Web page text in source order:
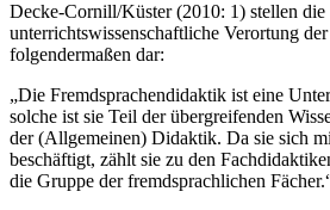
Decke-Cornill/Küster (2010: 1) stellen die
unterrichtswissenschaftliche Verortung
folgendermaßen dar:
„Die Fremdsprachendidaktik ist eine
solche ist sie Teil der übergreifenden
der (Allgemeinen) Didaktik. Da sie sich
beschäftigt, zählt sie zu den
die Gruppe der fremdsprachlichen